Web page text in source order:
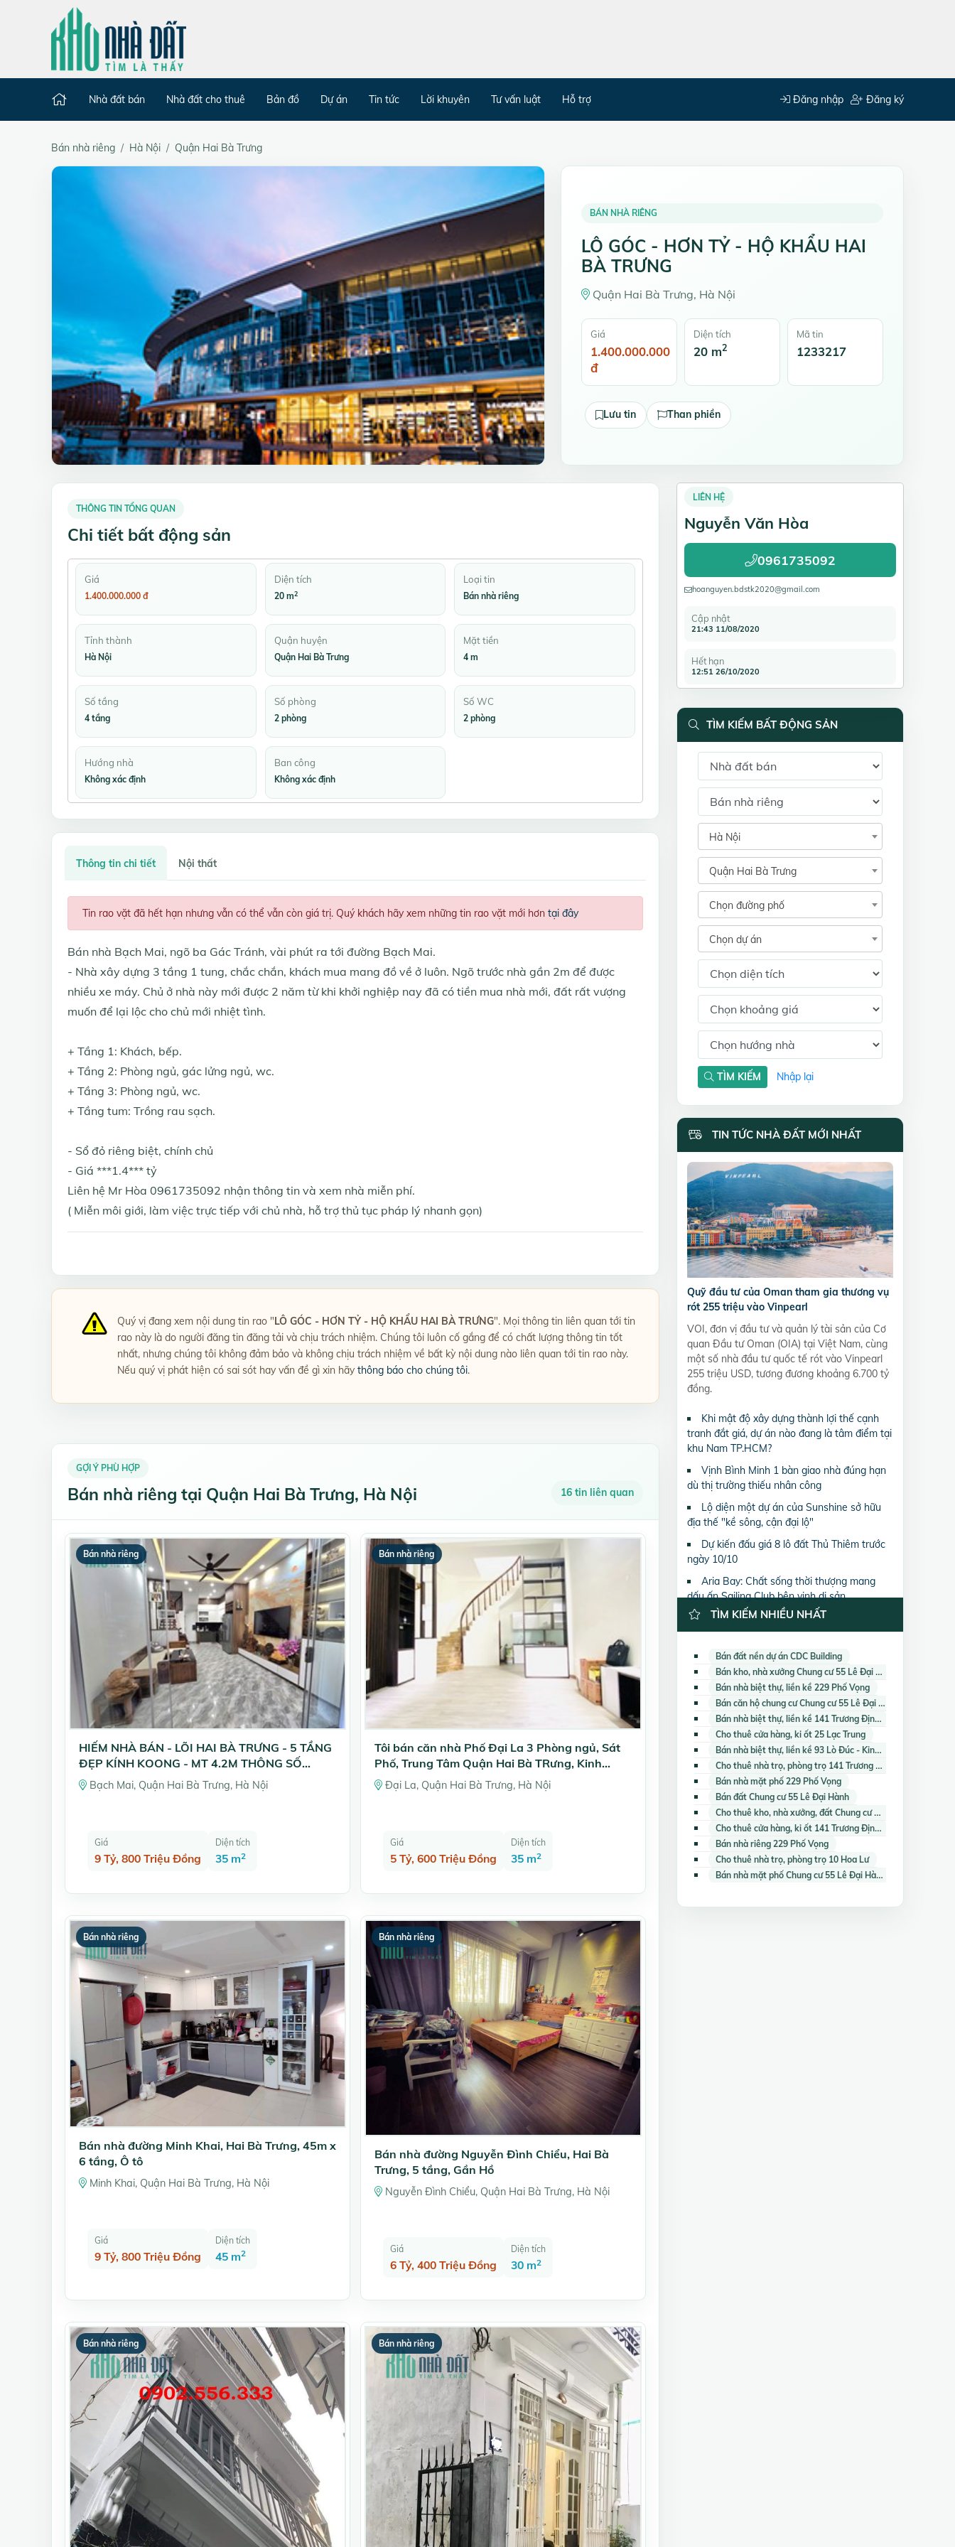
Nhà đất bán Nhà đất cho thuê Bản đồ Dự án Tin tức Lời khuyên Tư vấn luật Hỗ trợ Đăng nhập Đăng ký
Bán nhà riêng Hà Nội Quận Hai Bà Trưng
BÁN NHÀ RIÊNG
LÔ GÓC - HƠN TỶ - HỘ KHẨU HAI
BÀ TRƯNG
Quận Hai Bà Trưng, Hà Nội
Giá
1.400.000.000
đ
Diện tích
20 m2
Mã tin
1233217
Lưu tin Than phiền
THÔNG TIN TỔNG QUAN
Chi tiết bất động sản
Giá
1.400.000.000 đ
Diện tích
20 m2
Loại tin
Bán nhà riêng
Tỉnh thành
Hà Nội
Quận huyện
Quận Hai Bà Trưng
Mặt tiền
4 m
Số tầng
4 tầng
Số phòng
2 phòng
Số WC
2 phòng
Hướng nhà
Không xác định
Ban công
Không xác định
Thông tin chi tiết Nội thất
Tin rao vặt đã hết hạn nhưng vẫn có thể vẫn còn giá trị. Quý khách hãy xem những tin rao vặt mới hơn tại đây
Bán nhà Bạch Mai, ngõ ba Gác Tránh, vài phút ra tới đường Bạch Mai.
- Nhà xây dựng 3 tầng 1 tung, chắc chắn, khách mua mang đồ về ở luôn. Ngõ trước nhà gần 2m để được
nhiều xe máy. Chủ ở nhà này mới được 2 năm từ khi khởi nghiệp nay đã có tiền mua nhà mới, đất rất vượng
muốn để lại lộc cho chủ mới nhiệt tình.
+ Tầng 1: Khách, bếp.
+ Tầng 2: Phòng ngủ, gác lửng ngủ, wc.
+ Tầng 3: Phòng ngủ, wc.
+ Tầng tum: Trồng rau sạch.
- Sổ đỏ riêng biệt, chính chủ
- Giá ***1.4*** tỷ
Liên hệ Mr Hòa 0961735092 nhận thông tin và xem nhà miễn phí.
( Miễn môi giới, làm việc trực tiếp với chủ nhà, hỗ trợ thủ tục pháp lý nhanh gọn)
Quý vị đang xem nội dung tin rao "LÔ GÓC - HƠN TỶ - HỘ KHẨU HAI BÀ TRƯNG". Mọi thông tin liên quan tới tin
rao này là do người đăng tin đăng tải và chịu trách nhiệm. Chúng tôi luôn cố gắng để có chất lượng thông tin tốt
nhất, nhưng chúng tôi không đảm bảo và không chịu trách nhiệm về bất kỳ nội dung nào liên quan tới tin rao này.
Nếu quý vị phát hiện có sai sót hay vấn đề gì xin hãy thông báo cho chúng tôi.
GỢI Ý PHÙ HỢP
Bán nhà riêng tại Quận Hai Bà Trưng, Hà Nội 16 tin liên quan
Bán nhà riêng
HIẾM NHÀ BÁN - LÕI HAI BÀ TRƯNG - 5 TẦNG
ĐẸP KÍNH KOONG - MT 4.2M THÔNG SỐ
VÀNG
Bạch Mai, Quận Hai Bà Trưng, Hà Nội
Giá
9 Tỷ, 800 Triệu Đồng
Diện tích
35 m2
Bán nhà riêng
Tôi bán căn nhà Phố Đại La 3 Phòng ngủ, Sát
Phố, Trung Tâm Quận Hai Bà TRưng, Kinh
doanh online
Đại La, Quận Hai Bà Trưng, Hà Nội
Giá
5 Tỷ, 600 Triệu Đồng
Diện tích
35 m2
Bán nhà riêng
Bán nhà đường Minh Khai, Hai Bà Trưng, 45m x
6 tầng, Ô tô
Minh Khai, Quận Hai Bà Trưng, Hà Nội
Giá
9 Tỷ, 800 Triệu Đồng
Diện tích
45 m2
Bán nhà riêng
Bán nhà đường Nguyễn Đình Chiểu, Hai Bà
Trưng, 5 tầng, Gần Hồ
Nguyễn Đình Chiểu, Quận Hai Bà Trưng, Hà Nội
Giá
6 Tỷ, 400 Triệu Đồng
Diện tích
30 m2
Bán nhà riêng Bán nhà riêng
LIÊN HỆ
Nguyễn Văn Hòa
0961735092
hoanguyen.bdstk2020@gmail.com
Cập nhật
21:43 11/08/2020
Hết hạn
12:51 26/10/2020
TÌM KIẾM BẤT ĐỘNG SẢN
Hà Nội
Quận Hai Bà Trưng
Chọn đường phố
Chọn dự án
TÌM KIẾM Nhập lại
TIN TỨC NHÀ ĐẤT MỚI NHẤT
Quỹ đầu tư của Oman tham gia thương vụ
rót 255 triệu vào Vinpearl
VOI, đơn vị đầu tư và quản lý tài sản của Cơ
quan Đầu tư Oman (OIA) tại Việt Nam, cùng
một số nhà đầu tư quốc tế rót vào Vinpearl
255 triệu USD, tương đương khoảng 6.700 tỷ
đồng.
Khi mật độ xây dựng thành lợi thế cạnh
tranh đắt giá, dự án nào đang là tâm điểm tại
khu Nam TP.HCM?
Vịnh Bình Minh 1 bàn giao nhà đúng hạn
dù thị trường thiếu nhân công
Lộ diện một dự án của Sunshine sở hữu
địa thế "kề sông, cận đại lộ"
Dự kiến đấu giá 8 lô đất Thủ Thiêm trước
ngày 10/10
Aria Bay: Chất sống thời thượng mang
dấu ấn Sailing Club bên vịnh di sản
TÌM KIẾM NHIỀU NHẤT
Bán đất nền dự án CDC Building
Bán kho, nhà xưởng Chung cư 55 Lê Đại Hành
Bán nhà biệt thự, liền kề 229 Phố Vọng
Bán căn hộ chung cư Chung cư 55 Lê Đại Hành
Bán nhà biệt thự, liền kề 141 Trương Định
Cho thuê cửa hàng, ki ốt 25 Lạc Trung
Bán nhà biệt thự, liền kề 93 Lò Đúc - Kinh Đô Tower
Cho thuê nhà trọ, phòng trọ 141 Trương Định
Bán nhà mặt phố 229 Phố Vọng
Bán đất Chung cư 55 Lê Đại Hành
Cho thuê kho, nhà xưởng, đất Chung cư 55 Lê Đại Hành
Cho thuê cửa hàng, ki ốt 141 Trương Định
Bán nhà riêng 229 Phố Vọng
Cho thuê nhà trọ, phòng trọ 10 Hoa Lư
Bán nhà mặt phố Chung cư 55 Lê Đại Hành